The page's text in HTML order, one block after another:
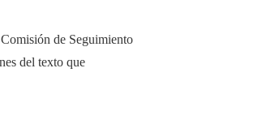
de Seguimiento
del texto que